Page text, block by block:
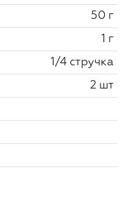
50 г
1 г
1/4 стручка
2 шт